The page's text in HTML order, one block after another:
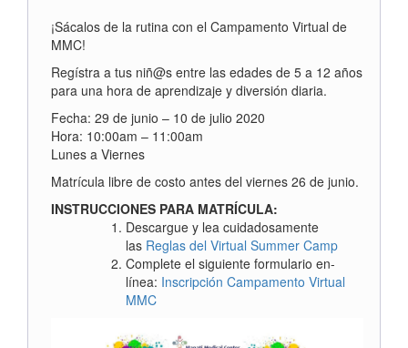
¡Sácalos de la rutina con el Campamento Virtual de
MMC!
Regístra a tus niñ@s entre las edades de 5 a 12 años
para una hora de aprendizaje y diversión diaria.
Fecha: 29 de junio – 10 de julio 2020
Hora: 10:00am – 11:00am
Lunes a Viernes
Matrícula libre de costo antes del viernes 26 de junio.
INSTRUCCIONES PARA MATRÍCULA:
Descargue y lea cuidadosamente
las Reglas del Virtual Summer Camp
Complete el siguiente formulario en-
línea: Inscripción Campamento Virtual
MMC